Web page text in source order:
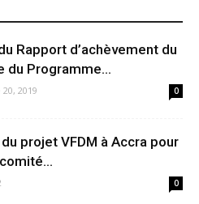
Rapport d’achèvement du
du Programme...
2019 0
projet VFDM à Accra pour
0